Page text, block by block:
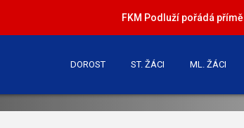
FKM Podluží pořádá
DOROST ST. ŽÁCI ML. ŽÁCI